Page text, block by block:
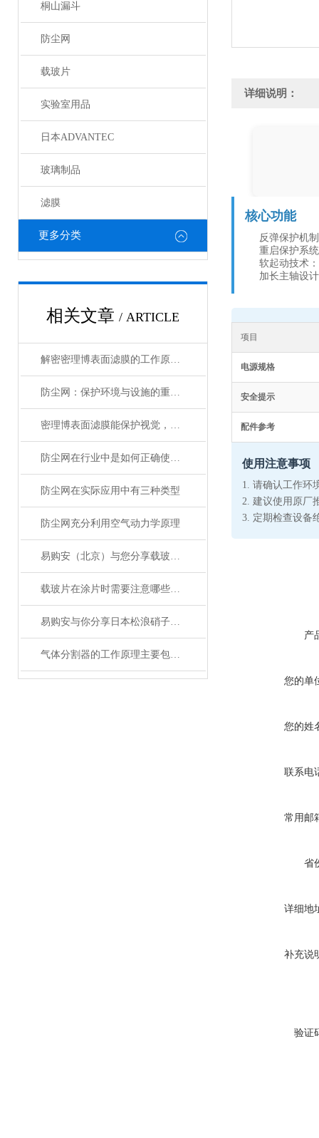
桐山漏斗
防尘网
载玻片
实验室用品
日本ADVANTEC
玻璃制品
滤膜
更多分类
相关文章 / ARTICLE
解密密理博表面滤膜的工作原理与性能优势
防尘网：保护环境与设施的重要工具
密理博表面滤膜能保护视觉，提高性能
防尘网在行业中是如何正确使用的？
防尘网在实际应用中有三种类型
防尘网充分利用空气动力学原理
易购安（北京）与您分享载玻片的使用方法
载玻片在涂片时需要注意哪些问题？
易购安与你分享日本松浪硝子和玉之间的区别
气体分割器的工作原理主要包括以下3个方面
详细说明：
核心功能
反弹保护机
重启保护系
软起动技术
加长主轴设
项目
电源规格
安全提示
配件参考
使用注意事项
1. 请确认工作环
2. 建议使用原厂
3. 定期检查设备
产
您的单
您的姓
联系电
常用邮
省
详细地
补充说
验证